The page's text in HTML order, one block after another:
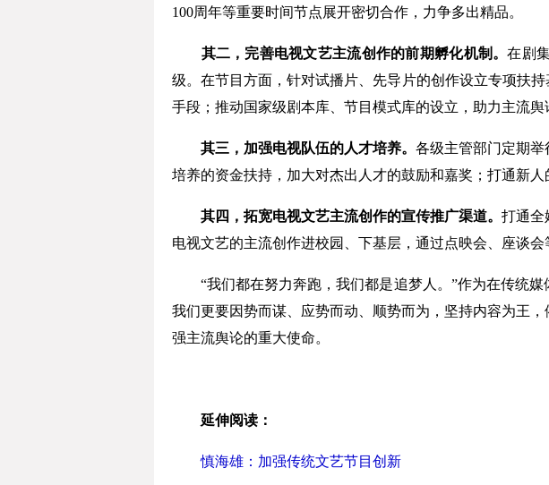
100周年等重要时间节点展开密切合作，力争多出精品。
其二，完善电视文艺主流创作的前期孵化机制。在剧
级。在节目方面，针对试播片、先导片的创作设立专项扶
手段；推动国家级剧本库、节目模式库的设立，助力主流舆
其三，加强电视队伍的人才培养。 各级主管部门定期
培养的资金扶持，加大对杰出人才的鼓励和嘉奖；打通新
其四，拓宽电视文艺主流创作的宣传推广渠道。 打通全
电视文艺的主流创作进校园、下基层，通过点映会、座谈会
“我们都在努力奔跑，我们都是追梦人。”作为在传统媒
我们更要因势而谋、应势而动、顺势而为，坚持内容为王
强主流舆论的重大使命。
延伸阅读：
慎海雄：加强传统文艺节目创新